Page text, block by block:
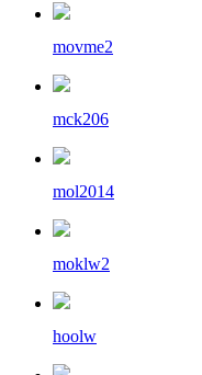
movme2
mck206
mol2014
moklw2
hoolw